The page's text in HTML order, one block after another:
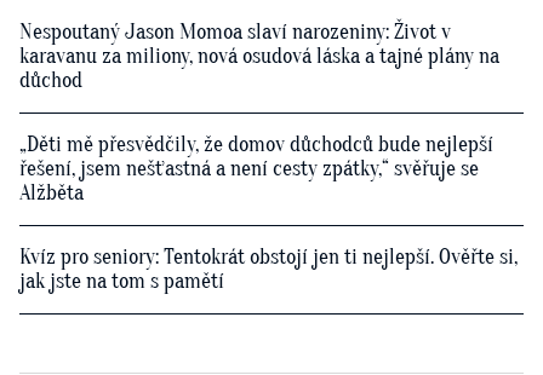
Nespoutaný Jason Momoa slaví narozeniny: Život v
karavanu za miliony, nová osudová láska a tajné plány na
důchod
„Děti mě přesvědčily, že domov důchodců bude nejlepší
řešení, jsem nešťastná a není cesty zpátky,“ svěřuje se
Alžběta
Kvíz pro seniory: Tentokrát obstojí jen ti nejlepší. Ověřte si,
jak jste na tom s pamětí